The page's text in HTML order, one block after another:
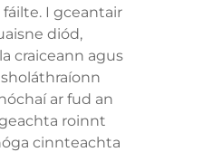
I gceantair
diód,
craiceann agus
ar fud an
roinnt
cinnteachta